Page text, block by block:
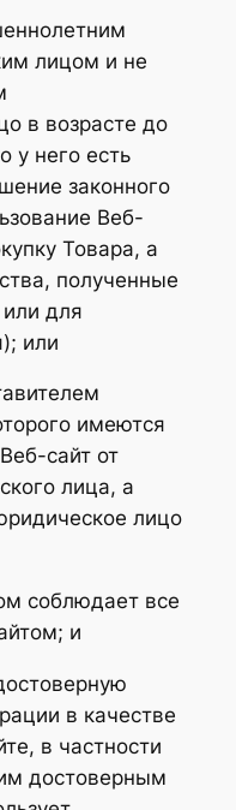
лицом и не
в возрасте до
у него есть
законного
Веб-
Товара, а
полученные
для
или
имеются
сайт от
лица, а
лицо
соблюдает все
и
в качестве
в частности
достоверным